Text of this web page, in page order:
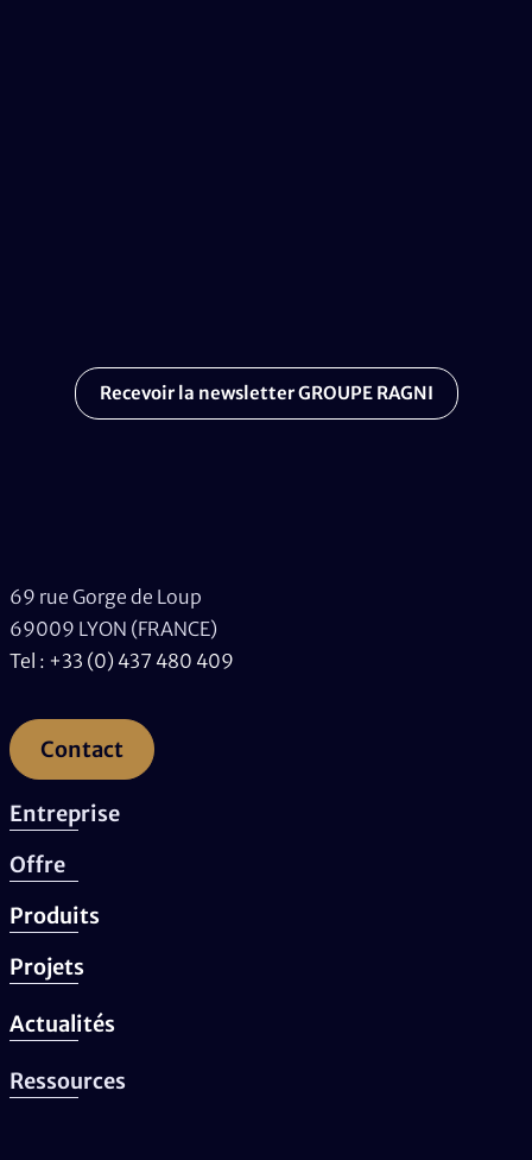
Recevoir la newsletter GROUPE RAGNI
69 rue Gorge de Loup
69009 LYON (FRANCE)
Tel : +33 (0) 437 480 409
Contact
Entreprise
Offre
Produits
Projets
Actualités
Ressources